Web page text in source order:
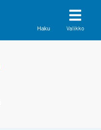
Haku Valikko